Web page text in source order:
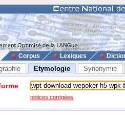
Corpus Lexiques
Etymologie Synonymie
notices corrigées